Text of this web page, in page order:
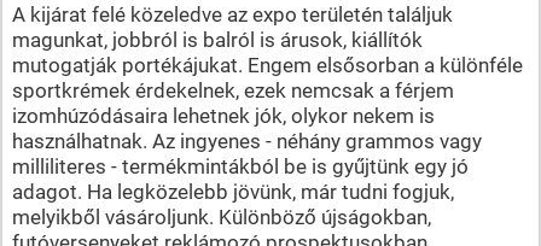
A kijárat felé közeledve az expo területén találjuk
magunkat, jobbról is balról is árusok, kiállítók
mutogatják portékájukat. Engem elsősorban a különféle
sportkrémek érdekelnek, ezek nemcsak a férjem
izomhúzódásaira lehetnek jók, olykor nekem is
használhatnak. Az ingyenes - néhány grammos vagy
milliliteres - termékmintákból be is gyűjtünk egy jó
adagot. Ha legközelebb jövünk, már tudni fogjuk,
melyikből vásároljunk. Különböző újságokban,